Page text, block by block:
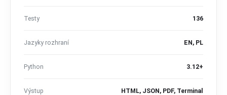
Testy 136
Jazyky rozhraní EN, PL
Python 3.12+
Výstup HTML, JSON, PDF, Terminal